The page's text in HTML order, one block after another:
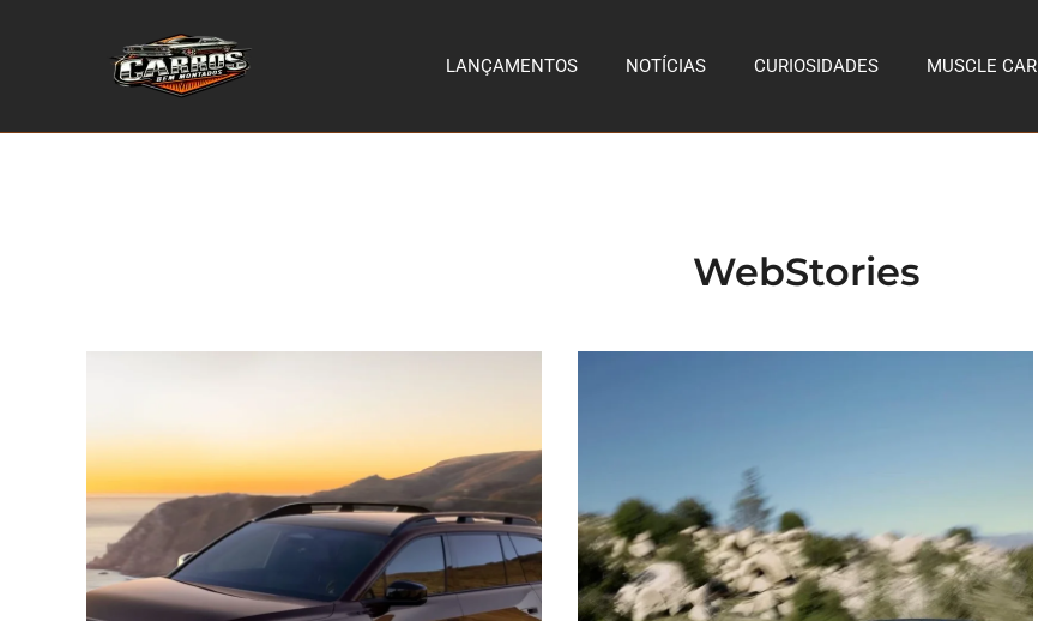
LANÇAMENTOS NOTÍCIAS CURIOSIDADES MUSCLE CAR
WebStories